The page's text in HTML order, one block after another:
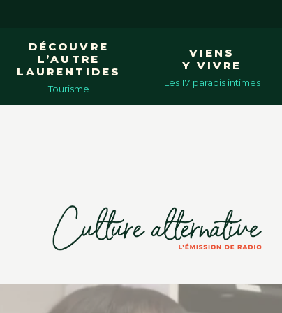
DÉCOUVRE
L’AUTRE
LAURENTIDES
Tourisme
VIENS
Y VIVRE
Les 17 paradis intimes
Ferme-Neuve
Kiamika
L’Ascension
Lac-des-Écorces
Mont-Saint-Michel
Nominingue
Rivière-Rouge